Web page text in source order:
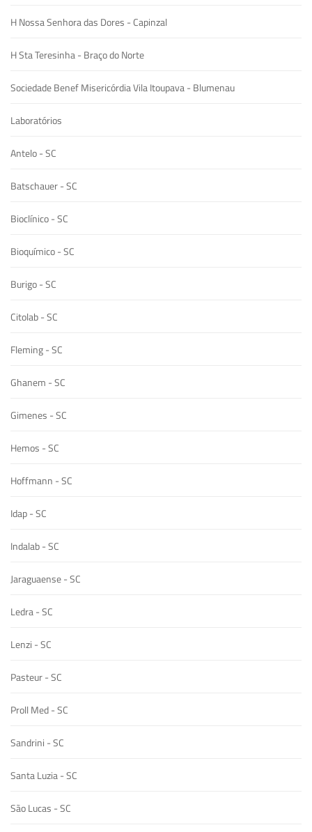
H Nossa Senhora das Dores - Capinzal
H Sta Teresinha - Braço do Norte
Sociedade Benef Misericórdia Vila Itoupava - Blumenau
Laboratórios
Antelo - SC
Batschauer - SC
Bioclínico - SC
Bioquímico - SC
Burigo - SC
Citolab - SC
Fleming - SC
Ghanem - SC
Gimenes - SC
Hemos - SC
Hoffmann - SC
Idap - SC
Indalab - SC
Jaraguaense - SC
Ledra - SC
Lenzi - SC
Pasteur - SC
Proll Med - SC
Sandrini - SC
Santa Luzia - SC
São Lucas - SC